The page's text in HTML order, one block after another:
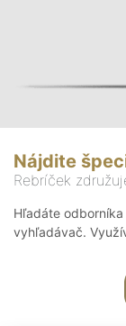
Nájdite
Rebríček
Hľadáte
vyhľadávač.